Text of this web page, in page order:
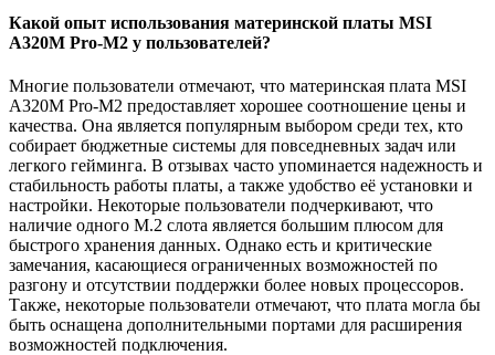
Какой опыт использования материнской платы MSI
A320M Pro-M2 у пользователей?
Многие пользователи отмечают, что материнская плата MSI
A320M Pro-M2 предоставляет хорошее соотношение цены и
качества. Она является популярным выбором среди тех, кто
собирает бюджетные системы для повседневных задач или
легкого гейминга. В отзывах часто упоминается надежность и
стабильность работы платы, а также удобство её установки и
настройки. Некоторые пользователи подчеркивают, что
наличие одного M.2 слота является большим плюсом для
быстрого хранения данных. Однако есть и критические
замечания, касающиеся ограниченных возможностей по
разгону и отсутствии поддержки более новых процессоров.
Также, некоторые пользователи отмечают, что плата могла бы
быть оснащена дополнительными портами для расширения
возможностей подключения.